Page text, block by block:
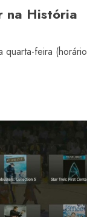
na História
quarta-feira (horário